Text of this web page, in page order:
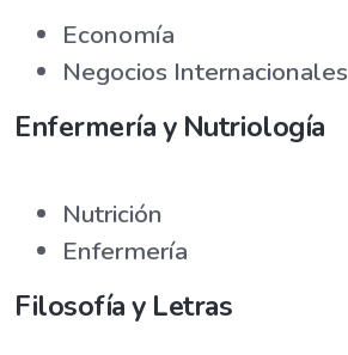
Economía
Negocios Internacionales
Enfermería y Nutriología
Nutrición
Enfermería
Filosofía y Letras